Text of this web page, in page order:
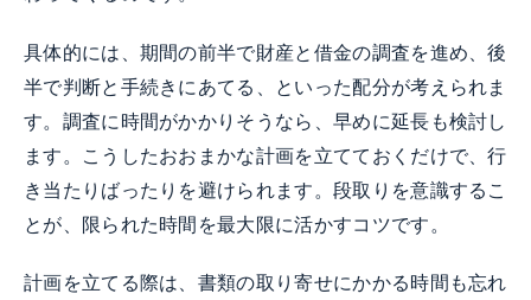
具体的には、期間の前半で財産と借金の調査を進め、後
半で判断と手続きにあてる、といった配分が考えられま
す。調査に時間がかかりそうなら、早めに延長も検討し
ます。こうしたおおまかな計画を立てておくだけで、行
き当たりばったりを避けられます。段取りを意識するこ
とが、限られた時間を最大限に活かすコツです。
計画を立てる際は、書類の取り寄せにかかる時間も忘れ